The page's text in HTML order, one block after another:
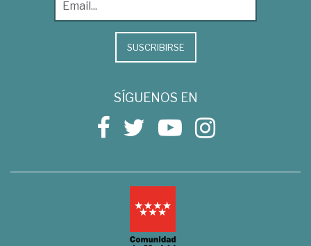
SUSCRIBIRSE
SÍGUENOS EN